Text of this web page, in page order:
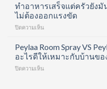
ข้อ
และ
หนึ่ง
เดียว
ด้วย
Hair
Routine
ทำได้
เอง
8
ชั่วโมง
แต่
ตื่น
มา
สดชื่น
ทำอาหารเสร็จแต่ครัวยัง
ไม่ต้องออกแรงขัด
ปิดความเห็น
เสร็จ
แต่
ครัว
Peylaa Room Spray VS
อะไรดีให้เหมาะกับบ้านข
ปิดความเห็น